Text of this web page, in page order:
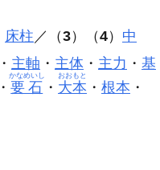
床柱 ／（3）（4） 中
・ 主軸 ・ 主体 ・ 主力 ・ 基
・ 要石
かなめいし
・ 大本
おおもと
・ 根本 ・